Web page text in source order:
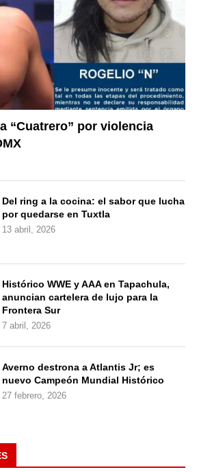
“Cuatrero” por violencia
Del ring a la cocina: el sabor que lucha
por quedarse en Tuxtla
13 abril, 2026
Histórico WWE y AAA en Tapachula,
anuncian cartelera de lujo para la
Frontera Sur
7 abril, 2026
Averno destrona a Atlantis Jr; es
nuevo Campeón Mundial Histórico
27 febrero, 2026